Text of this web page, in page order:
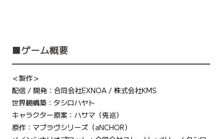
■ゲーム概要
＜製作＞
配信 / 開発：合同会社EXNOA / 株式会社KMS
世界観構築：タシロハヤト
キャラクター原案：ハサマ（兎巡）
原作：マブラヴシリーズ（aNCHOR）